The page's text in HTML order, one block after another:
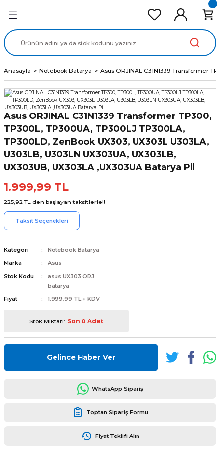
Ekran Panel
Data Kablo
Anasayfa Notebook Batarya Asus ORJINAL C31N1339 Transformer
Asus ORJINAL C31N1339 Transformer TP300,
TP300L, TP300UA, TP300LJ TP300LA,
TP300LD, ZenBook UX303, UX303L U303LA,
U303LB, U303LN UX303UA, UX303LB,
UX303UB, UX303LA ,UX303UA Batarya Pil
1.999,99 TL
225,92 TL den başlayan taksitlerle!!
Taksit Seçenekleri
Kategori
Notebook Batarya
Marka
Asus
Stok Kodu
asus UX303 ORJ
batarya
Fiyat
1.999,99 TL + KDV
Stok Miktarı: Son 0 Adet
Gelince Haber Ver
WhatsApp Sipariş
Toptan Sipariş Formu
Fiyat Teklifi Alın